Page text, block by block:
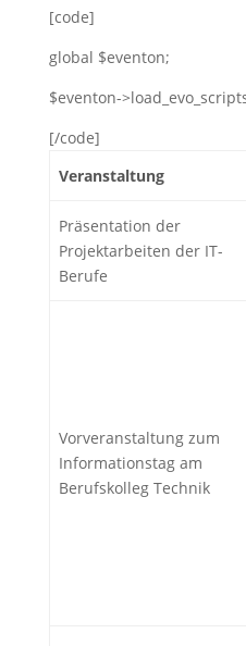
[code]
global $eventon;
$eventon-
[/code]
Veranstaltung
Präsentation der
Projektarbeiten der IT-
Berufe
Vorveranstaltung zum
Informationstag am
Berufskolleg Technik